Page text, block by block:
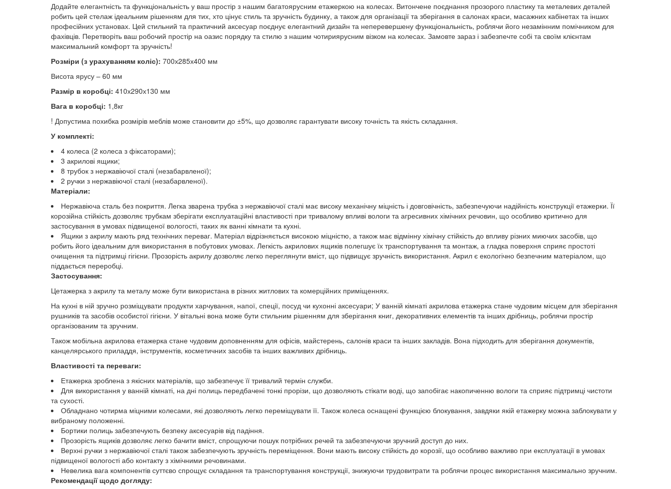
Додайте елегантність та функціональність у ваш простір з нашим багатоярусним етажеркою на колесах. Витончене поєднання прозорого пластику та металевих деталей
робить цей стелаж ідеальним рішенням для тих, хто цінує стиль та зручність будинку, а також для організації та зберігання в салонах краси, масажних кабінетах та інших
професійних установах. Цей стильний та практичний аксесуар поєднує елегантний дизайн та неперевершену функціональність, роблячи його незамінним помічником для
фахівців. Перетворіть ваш робочий простір на оазис порядку та стилю з нашим чотириярусним візком на колесах. Замовте зараз і забезпечте собі та своїм клієнтам
максимальний комфорт та зручність!
Розміри (з урахуванням коліс): 700х285х400 мм
Висота ярусу – 60 мм
Размір в коробці: 410х290х130 мм
Вага в коробці: 1,8кг
! Допустима похибка розмірів меблів може становити до ±5%, що дозволяє гарантувати високу точність та якість складання.
У комплекті:
4 колеса (2 колеса з фіксаторами);
3 акрилові ящики;
8 трубок з нержавіючої сталі (незабарвленої);
2 ручки з нержавіючої сталі (незабарвленої).
Матеріали:
Нержавіюча сталь без покриття. Легка зварена трубка з нержавіючої сталі має високу механічну міцність і довговічність, забезпечуючи надійність конструкції етажерки. Її
корозійна стійкість дозволяє трубкам зберігати експлуатаційні властивості при тривалому впливі вологи та агресивних хімічних речовин, що особливо критично для
застосування в умовах підвищеної вологості, таких як ванні кімнати та кухні.
Ящики з акрилу мають ряд технічних переваг. Матеріал відрізняється високою міцністю, а також має відмінну хімічну стійкість до впливу різних миючих засобів, що
робить його ідеальним для використання в побутових умовах. Легкість акрилових ящиків полегшує їх транспортування та монтаж, а гладка поверхня сприяє простоті
очищення та підтримці гігієни. Прозорість акрилу дозволяє легко переглянути вміст, що підвищує зручність використання. Акрил є екологічно безпечним матеріалом, що
піддається переробці.
Застосування:
Цетажерка з акрилу та металу може бути використана в різних житлових та комерційних приміщеннях.
На кухні в ній зручно розміщувати продукти харчування, напої, спеції, посуд чи кухонні аксесуари; У ванній кімнаті акрилова етажерка стане чудовим місцем для зберігання
рушників та засобів особистої гігієни. У вітальні вона може бути стильним рішенням для зберігання книг, декоративних елементів та інших дрібниць, роблячи простір
організованим та зручним.
Також мобільна акрилова етажерка стане чудовим доповненням для офісів, майстерень, салонів краси та інших закладів. Вона підходить для зберігання документів,
канцелярського приладдя, інструментів, косметичних засобів та інших важливих дрібниць.
Властивості та переваги:
Етажерка зроблена з якісних матеріалів, що забезпечує її тривалий термін служби.
Для використання у ванній кімнаті, на дні полиць передбачені тонкі прорізи, що дозволяють стікати воді, що запобігає накопиченню вологи та сприяє підтримці чистоти
та сухості.
Обладнано чотирма міцними колесами, які дозволяють легко переміщувати її. Також колеса оснащені функцією блокування, завдяки якій етажерку можна заблокувати у
вибраному положенні.
Бортики полиць забезпечують безпеку аксесуарів від падіння.
Прозорість ящиків дозволяє легко бачити вміст, спрощуючи пошук потрібних речей та забезпечуючи зручний доступ до них.
Верхні ручки з нержавіючої сталі також забезпечують зручність переміщення. Вони мають високу стійкість до корозії, що особливо важливо при експлуатації в умовах
підвищеної вологості або контакту з хімічними речовинами.
Невелика вага компонентів суттєво спрощує складання та транспортування конструкції, знижуючи трудовитрати та роблячи процес використання максимально зручним.
Рекомендації щодо догляду: